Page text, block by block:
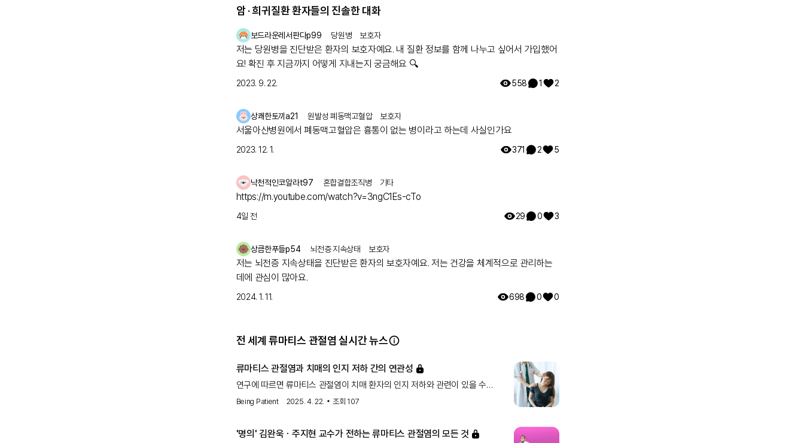
암 · 희귀질환 환자들의 진솔한 대화
보드라운레서판다p99 당원병 보호자
저는 당원병을 진단받은 환자의 보호자예요. 내 질환 정보를 함께 나누고 싶어서 가입했어
요! 확진 후 지금까지 어떻게 지내는지 궁금해요 🔍
2023. 9. 22. 558 1 2
상쾌한토끼a21 원발성 폐동맥고혈압 보호자
서울아산병원에서 폐동맥고혈압은 흉통이 없는 병이라고 하는데 사실인가요
2023. 12. 1. 371 2 5
낙천적인코알라t97 혼합결합조직병 기타
https://m.youtube.com/watch?v=3ngC1Es-cTo
4일 전 29 0 3
상큼한푸들p54 뇌전증 지속상태 보호자
저는 뇌전증 지속상태을 진단받은 환자의 보호자예요. 저는 건강을 체계적으로 관리하는
데에 관심이 많아요.
2024. 1. 11. 698 0 0
전 세계 류마티스 관절염 실시간 뉴스
류마티스 관절염과 치매의 인지 저하 간의 연관성
연구에 따르면 류마티스 관절염이 치매 환자의 인지 저하와 관련이 있을 수
있습니다. 이 발견은 류마티스 관절염 환자들의 인지 건강을 모니터링하는 데
Being Patient 2025. 4. 22. 조회 107
'명의' 김완욱ㆍ주지현 교수가 전하는 류마티스 관절염의 모든 것